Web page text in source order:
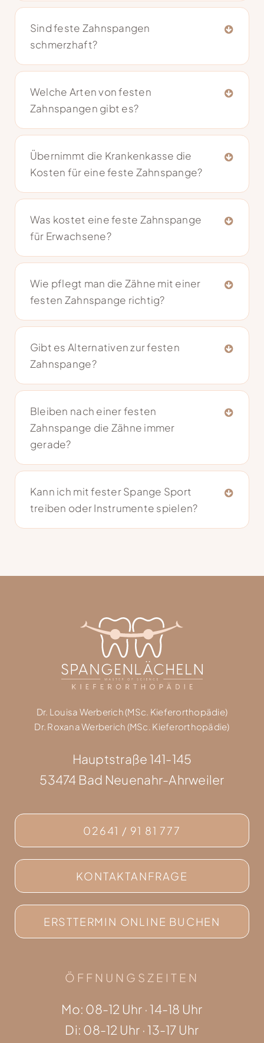
Sind feste Zahnspangen
schmerzhaft?
Welche Arten von festen
Zahnspangen gibt es?
Übernimmt die Krankenkasse die
Kosten für eine feste Zahnspange?
Was kostet eine feste Zahnspange
für Erwachsene?
Wie pflegt man die Zähne mit einer
festen Zahnspange richtig?
Gibt es Alternativen zur festen
Zahnspange?
Bleiben nach einer festen
Zahnspange die Zähne immer
gerade?
Kann ich mit fester Spange Sport
treiben oder Instrumente spielen?
Dr. Louisa Werberich (MSc. Kieferorthopädie)
Dr. Roxana Werberich (MSc. Kieferorthopädie)
Hauptstraße 141-145
53474 Bad Neuenahr-Ahrweiler
02641 / 91 81 777
KONTAKTANFRAGE
ERSTTERMIN ONLINE BUCHEN
ÖFFNUNGSZEITEN
Mo: 08-12 Uhr · 14-18 Uhr
Di: 08-12 Uhr · 13-17 Uhr